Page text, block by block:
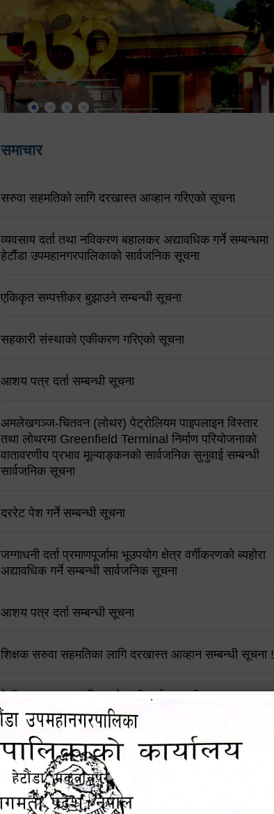
समाचार
सरुवा सहमतिको लागि दरखास्त आव्हान गरिएको सूचना
व्यवसाय दर्ता तथा नविकरण बहालकर अद्यावधिक गर्ने सम्बन्धमा
हेटौंडा उपमहानगरपालिकाको सार्वजनिक सूचना
एकिकृत सम्पत्तीकर बुझाउने सम्बन्धी सूचना
सहकारी संस्थाको एकीकरण गरिएको सूचना
आशय पत्र दर्ता सम्बन्धी सूचना
अमलेखगञ्ज-चितवन (लोथर) पेट्रोलियम पाइपलाइन विस्तार
तथा लोथरमा Greenfield Terminal निर्माण परियोजनाको
वातावरणीय प्रभाव मूल्याङ्कनको सार्वजनिक सुनुवाई सम्बन्धी
सार्वजनिक सूचना
दररेट पेश गर्ने सम्बन्धी सूचना
जग्गाधनी दर्ता प्रमाणपूर्जामा भूउपयोग क्षेत्र वर्गीकरणको ब्यहोरा
अद्यावधिक गर्ने सम्बन्धी सार्वजनिक सूचना
आशय पत्र दर्ता सम्बन्धी सूचना
शिक्षक सरुवा सहमतिका लागि दरखास्त आव्हान सम्बन्धी सूचना !
हेटौंडा उपमहानगरपालिकाको सूची दर्ता सम्बन्धी सूचना
चुरियामाई सुरुङको संरक्षण तथा व्यवस्थापनको जिम्मेवारी
समितिलाई हस्तान्तरण
पोषाक र परिचयपत्र अनिवार्य लगाउने सम्बन्धमा ।